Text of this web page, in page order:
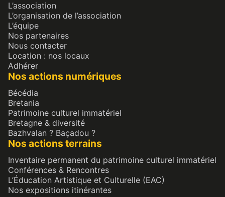
L’association
L’organisation de l’association
L’équipe
Nos partenaires
Nous contacter
Location : nos locaux
Adhérer
Nos actions numériques
Bécédia
Bretania
Patrimoine culturel immatériel
Bretagne & diversité
Bazhvalan ? Baçadou ?
Nos actions terrains
Inventaire permanent du patrimoine culturel immatériel
Conférences & Rencontres
L’Éducation Artistique et Culturelle (EAC)
Nos expositions itinérantes